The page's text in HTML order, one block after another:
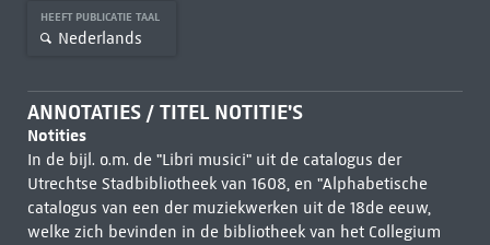
HEEFT PUBLICATIE TAAL
Nederlands
ANNOTATIES / TITEL NOTITIE'S
Notities
In de bijl. o.m. de "Libri musici" uit de catalogus der
Utrechtse Stadbibliotheek van 1608, en "Alphabetische
catalogus van een der muziekwerken uit de 18de eeuw,
welke zich bevinden in de bibliotheek van het Collegium